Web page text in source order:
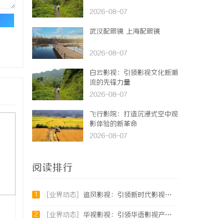
2026-08-07
武汉配眼镜 上海配眼镜
2026-08-07
白云影视：引领影视文化新潮
流的先锋力量
2026-08-07
飞行影院：打造沉浸式空中观
影体验的新革命
2026-08-07
阅读排行
1 [业界动态] 追风影视：引领新时代影视娱乐新潮流的创新平台
2 [业界动态] 华视影视：引领华语影视产业创新与发展的标杆企业